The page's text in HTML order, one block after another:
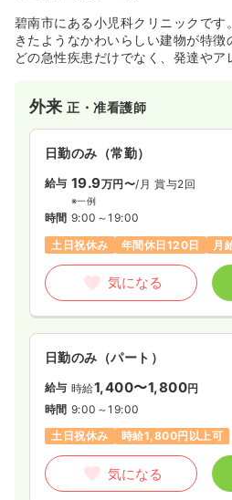
気になる
給与 30.6 万円〜/月
時間 8:30～16:30
担当業務未経験可
気になる
給与 時給1,670円〜
担当業務未経験可
気になる
碧南市にある小児科クリニックです
きたようなかわいらしい建物が特
どの急性疾患だけでなく、発達やア
とで働くことができます。
外来正・准看護師
日勤のみ（常勤）
給与 19.9万円〜/月 賞与2回
※一例
時間 9:00～19:00
土日祝休み
年間休日120日 月
気になる
日勤のみ（パート）
給与 時給1,400〜1,800円
時間 9:00～19:00
土日祝休み
時給1,800円以上可
気になる